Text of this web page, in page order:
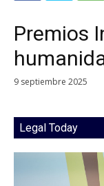
Premios
9 septiembre 2025
Legal Today